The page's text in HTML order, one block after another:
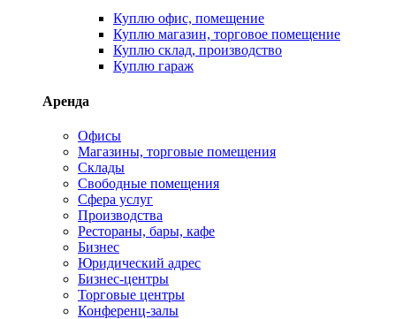
Куплю офис, помещение
Куплю магазин, торговое помещение
Куплю склад, производство
Куплю гараж
Аренда
Офисы
Магазины, торговые помещения
Склады
Свободные помещения
Сфера услуг
Производства
Рестораны, бары, кафе
Бизнес
Юридический адрес
Бизнес-центры
Торговые центры
Конференц-залы